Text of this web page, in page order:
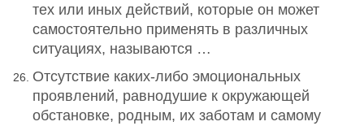
тех или иных действий, которые он может
самостоятельно применять в различных
ситуациях, называются …
Отсутствие каких-либо эмоциональных
проявлений, равнодушие к окружающей
обстановке, родным, их заботам и самому